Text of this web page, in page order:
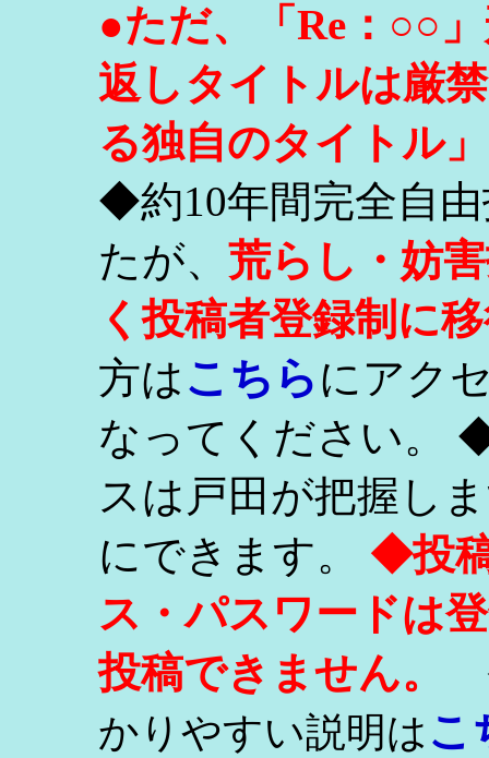
●ただ、「Re：○○
返しタイトルは厳
る独自のタイトル
◆約10年間完全自
たが、 荒らし・妨
く投稿者登録制に
方はこちらにアク
なってください。
スは戸田が把握し
にできます。 ◆投
ス・パスワードは
投稿できません。
かりやすい説明はこ